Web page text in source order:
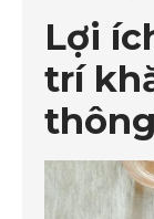
Lợi
trí